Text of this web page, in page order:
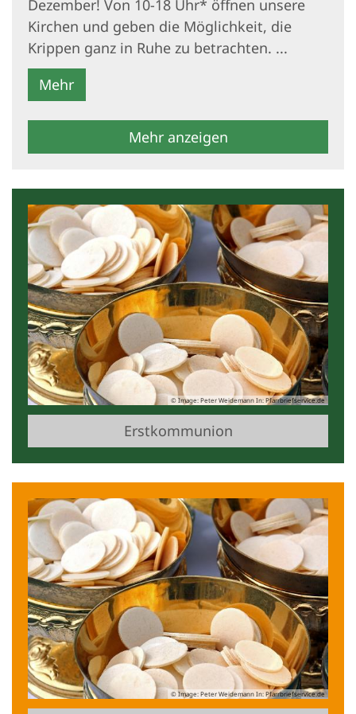
Dezember! Von 10-18 Uhr* öffnen unsere
Kirchen und geben die Möglichkeit, die
Krippen ganz in Ruhe zu betrachten. ...
Mehr
Mehr anzeigen
© Image: Peter Weidemann In: Pfarrbriefservice.de
Erstkommunion
© Image: Peter Weidemann In: Pfarrbriefservice.de